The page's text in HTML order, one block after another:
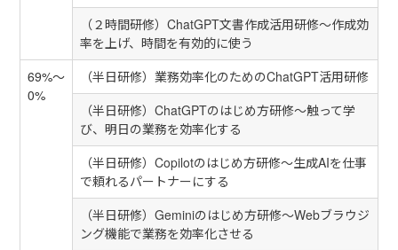
（２時間研修）ChatGPT文書作成活用研修～作成効
率を上げ、時間を有効的に使う
69%～
0%
（半日研修）業務効率化のためのChatGPT活用研修
（半日研修）ChatGPTのはじめ方研修～触って学
び、明日の業務を効率化する
（半日研修）Copilotのはじめ方研修～生成AIを仕事
で頼れるパートナーにする
（半日研修）Geminiのはじめ方研修～Webブラウジ
ング機能で業務を効率化させる